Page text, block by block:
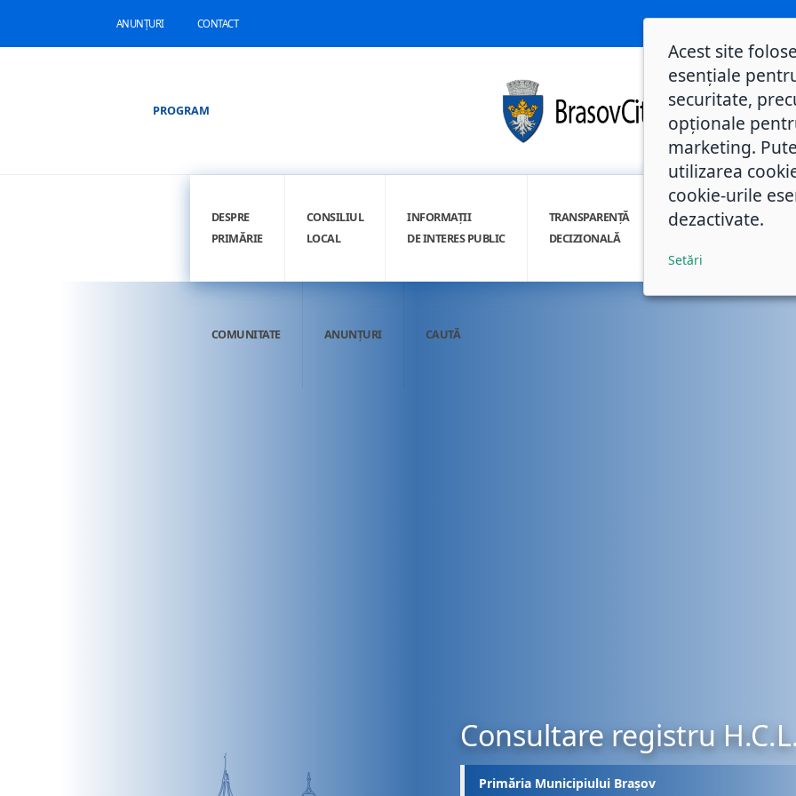
ANUNȚURI CONTACT
PROGRAM
DESPRE
PRIMĂRIE
CONSILIUL
LOCAL
INFORMAȚII
DE INTERES PUBLIC
TRANSPARENȚĂ
DECIZIONALĂ
INTEGRITATE
COMUNITATE ANUNȚURI CAUTĂ
Consultare registru
Primăria Municipiului Brașov
Acest site
esențiale
securitate,
opționale
marketing.
utilizarea
cookie-urile
dezactivate.
Setări